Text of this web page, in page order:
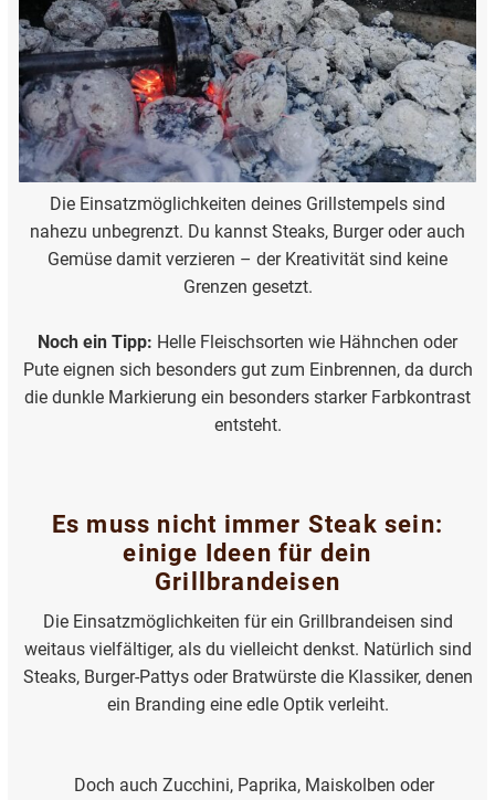
Die Einsatzmöglichkeiten deines Grillstempels sind
nahezu unbegrenzt. Du kannst Steaks, Burger oder auch
Gemüse damit verzieren – der Kreativität sind keine
Grenzen gesetzt.
Noch ein Tipp: Helle Fleischsorten wie Hähnchen oder
Pute eignen sich besonders gut zum Einbrennen, da durch
die dunkle Markierung ein besonders starker Farbkontrast
entsteht.
Es muss nicht immer Steak sein:
einige Ideen für dein
Grillbrandeisen
Die Einsatzmöglichkeiten für ein Grillbrandeisen sind
weitaus vielfältiger, als du vielleicht denkst. Natürlich sind
Steaks, Burger-Pattys oder Bratwürste die Klassiker, denen
ein Branding eine edle Optik verleiht.
Doch auch Zucchini, Paprika, Maiskolben oder